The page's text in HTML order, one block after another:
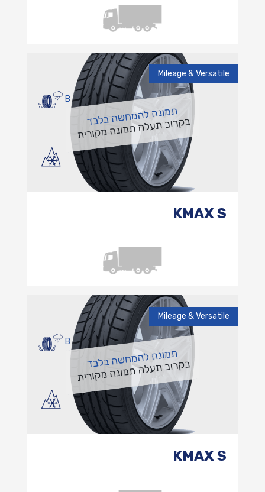
Mileage & Versatile
B
KMAX S
Mileage & Versatile
B
KMAX S